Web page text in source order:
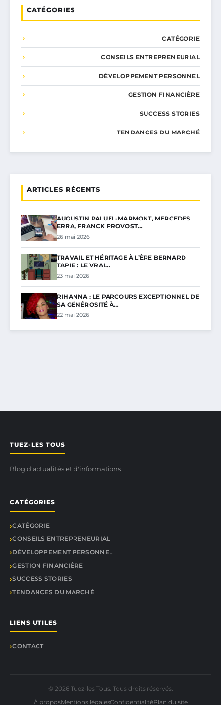
CATÉGORIES
CATÉGORIE
CONSEILS ENTREPRENEURIAL
DÉVELOPPEMENT PERSONNEL
GESTION FINANCIÈRE
SUCCESS STORIES
TENDANCES DU MARCHÉ
ARTICLES RÉCENTS
AUGUSTIN PALUEL-MARMONT, MERCEDES
ERRA, FRANCK PROVOST…
26 mai 2026
TRAVAIL ET HÉRITAGE À L’ÈRE BERNARD
TAPIE : LE VRAI…
23 mai 2026
RIHANNA : LE PARCOURS EXCEPTIONNEL DE
SA GÉNÉROSITÉ À…
22 mai 2026
TUEZ-LES TOUS
Blog d'actualités et d'informations
CATÉGORIES
CATÉGORIE
CONSEILS ENTREPRENEURIAL
DÉVELOPPEMENT PERSONNEL
GESTION FINANCIÈRE
SUCCESS STORIES
TENDANCES DU MARCHÉ
LIENS UTILES
CONTACT
© 2026 Tuez-les Tous. Tous droits réservés.
À proposMentions légalesConfidentialitéPlan du site